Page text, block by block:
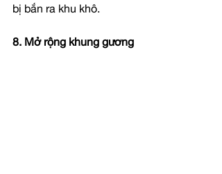
bị bắn ra khu khô.
8. Mở rộng khung gương